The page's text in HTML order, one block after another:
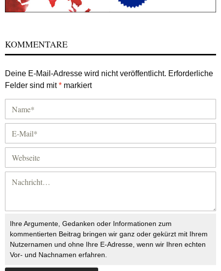
KOMMENTARE
Deine E-Mail-Adresse wird nicht veröffentlicht. Erforderliche
Felder sind mit* markiert
Ihre Argumente, Gedanken oder Informationen zum
kommentierten Beitrag bringen wir ganz oder gekürzt mit Ihrem
Nutzernamen und ohne Ihre E-Adresse, wenn wir Ihren echten
Vor- und Nachnamen erfahren.